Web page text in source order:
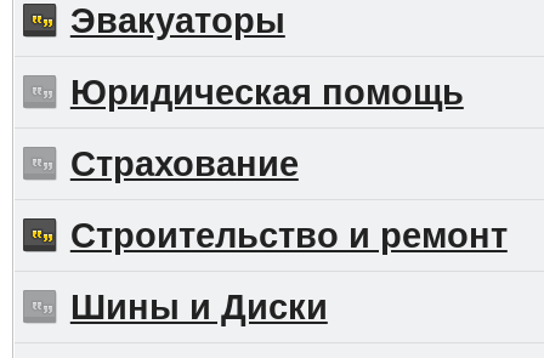
Эвакуаторы
Юридическая помощь
Страхование
Строительство и ремонт
Шины и Диски